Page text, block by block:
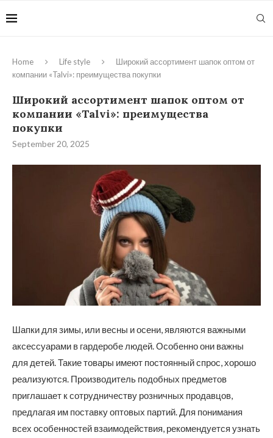
Home Life style
Широкий ассортимент шапок оптом от
компании «Talvi»: преимущества покупки
Широкий ассортимент шапок оптом от
компании «Talvi»: преимущества
покупки
September 20, 2025
Шапки для зимы, или весны и осени, являются важными
аксессуарами в гардеробе людей. Особенно они важны
для детей.Такие товары имеют постоянный спрос, хорошо
реализуются. Производитель подобных предметов
приглашает к сотрудничеству розничных продавцов,
предлагая им поставку оптовых партий. Для понимания
всех особенностей взаимодействия, рекомендуется узнать